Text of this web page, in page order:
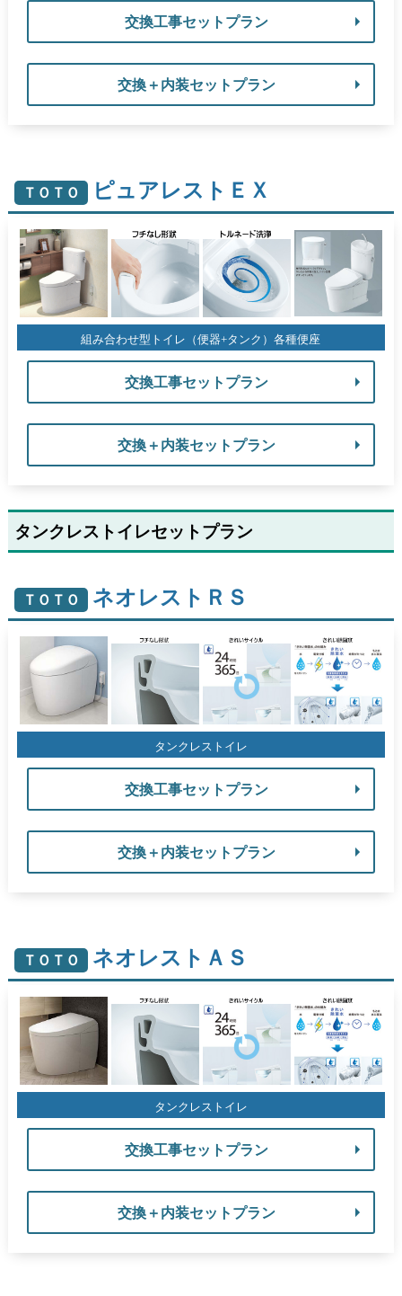
交換工事セットプラン
交換＋内装セットプラン
ＴＯＴＯ ピュアレストＥＸ
組み合わせ型トイレ（便器+タンク）各種便座
交換工事セットプラン
交換＋内装セットプラン
タンクレストイレセットプラン
ＴＯＴＯ ネオレストＲＳ
タンクレストイレ
交換工事セットプラン
交換＋内装セットプラン
ＴＯＴＯ ネオレストＡＳ
タンクレストイレ
交換工事セットプラン
交換＋内装セットプラン